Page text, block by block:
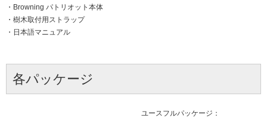
・Browning パトリオット本体
・樹木取付用ストラップ
・日本語マニュアル
各パッケージ
ユースフルパッケージ：